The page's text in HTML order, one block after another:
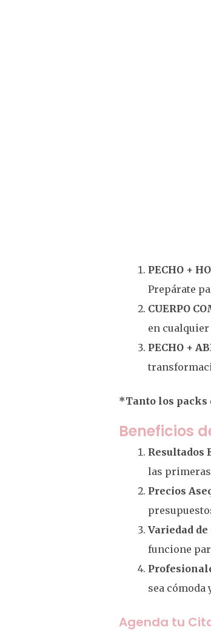
PECHO +
Prepárate
CUERPO
en
PECHO +
*Tanto los packs
Beneficios
Resultados
las
Precios
Variedad de
funcione
sea cómoda
Agenda tu